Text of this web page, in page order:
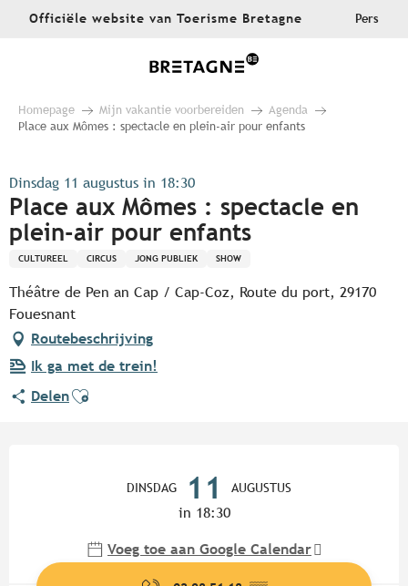
AllerOfficiële website van Toerisme Bretagne Pers
Homepage Mijn vakantie voorbereiden
Agenda
Place aux Mômes : spectacle en plein-air pour enfants
Dinsdag 11 augustus in 18:30
Place aux Mômes : spectacle en
plein-air pour enfants
CULTUREEL CIRCUS JONG PUBLIEK SHOW
Théâtre de Pen an Cap / Cap-Coz, Route du port, 29170
Fouesnant
Routebeschrijving
Ik ga met de trein!
DelenAjouter aux favoris
DINSDAG 11 AUGUSTUS
in 18:30
Voeg toe aan Google Calendar